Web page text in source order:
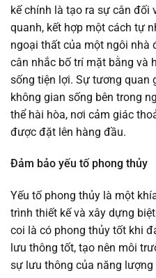
kế chính là tạo ra sự cân đối
quanh, kết hợp một cách tự
ngoại thất của một ngôi nhà
cân nhắc bố trí mặt bằng và
sống tiện lợi. Sự tương quan
không gian sống bên trong
thể hài hòa, nơi cảm giác
được đặt lên hàng đầu.
Đảm bảo yếu tố phong thủy
Yếu tố phong thủy là một
trình thiết kế và xây dựng
coi là có phong thủy tốt khi
lưu thông tốt, tạo nên môi
sự lưu thông của năng lượng